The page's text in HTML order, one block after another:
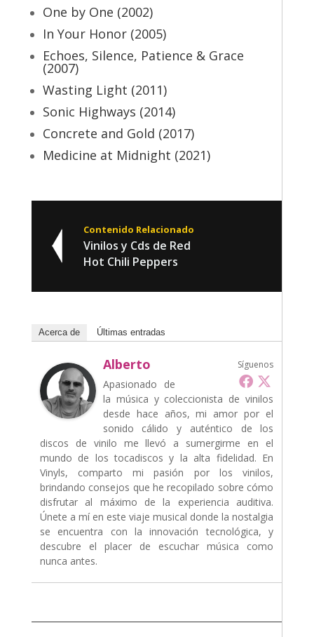
One by One (2002)
In Your Honor (2005)
Echoes, Silence, Patience & Grace
(2007)
Wasting Light (2011)
Sonic Highways (2014)
Concrete and Gold (2017)
Medicine at Midnight (2021)
Contenido Relacionado
Vinilos y Cds de Red
Hot Chili Peppers
Acerca de Últimas entradas
Síguenos
Alberto
Apasionado de
la música y coleccionista de vinilos
desde hace años, mi amor por el
sonido cálido y auténtico de los
discos de vinilo me llevó a sumergirme en el
mundo de los tocadiscos y la alta fidelidad. En
Vinyls, comparto mi pasión por los vinilos,
brindando consejos que he recopilado sobre cómo
disfrutar al máximo de la experiencia auditiva.
Únete a mí en este viaje musical donde la nostalgia
se encuentra con la innovación tecnológica, y
descubre el placer de escuchar música como
nunca antes.